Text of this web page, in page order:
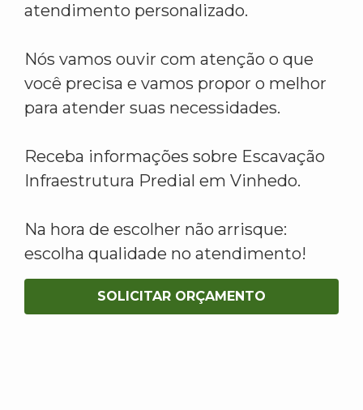
atendimento personalizado.
Nós vamos ouvir com atenção o que
você precisa e vamos propor o melhor
para atender suas necessidades.
Receba informações sobre Escavação
Infraestrutura Predial em Vinhedo.
Na hora de escolher não arrisque:
escolha qualidade no atendimento!
SOLICITAR ORÇAMENTO